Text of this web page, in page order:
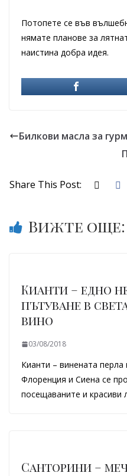
Потопете се във
нямате планове за
наистина добра идея.
Билкови масла за
Share This Post:
Вижте още:
Кианти – едно
пътуване в
вино
03/08/2018
Кианти – винената
Флоренция и Сиена се
посещаваните и красиви
Санторини –